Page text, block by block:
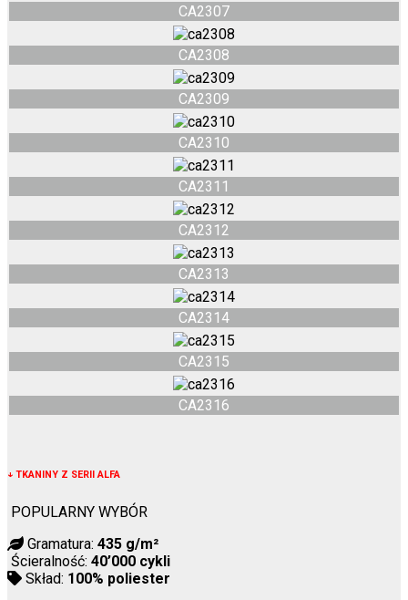
CA2307
CA2308
CA2309
CA2310
CA2311
CA2312
CA2313
CA2314
CA2315
CA2316
↓ TKANINY Z SERII ALFA
POPULARNY WYBÓR
Gramatura: 435 g/m²
Ścieralność: 40’000 cykli
Skład: 100% poliester